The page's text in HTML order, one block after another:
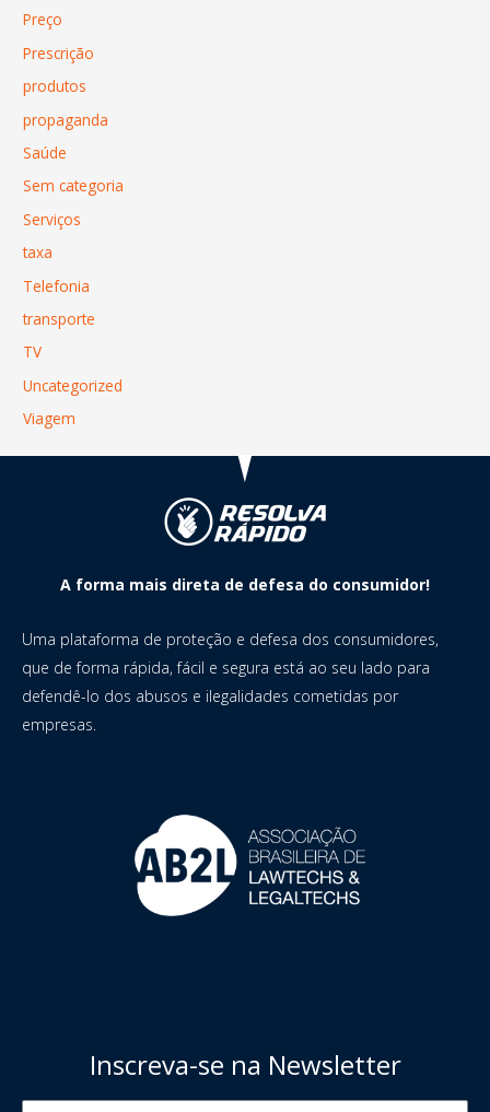
Preço
Prescrição
produtos
propaganda
Saúde
Sem categoria
Serviços
taxa
Telefonia
transporte
TV
Uncategorized
Viagem
A forma mais direta de defesa do consumidor!
Uma plataforma de proteção e defesa dos consumidores,
que de forma rápida, fácil e segura está ao seu lado para
defendê-lo dos abusos e ilegalidades cometidas por
empresas.
Inscreva-se na Newsletter